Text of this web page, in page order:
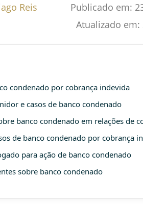
Reis Publicado em:
Atualizado em:
condenado por cobrança indevida
e casos de banco condenado
banco condenado em relações de
de banco condenado por cobrança
para ação de banco condenado
sobre banco condenado